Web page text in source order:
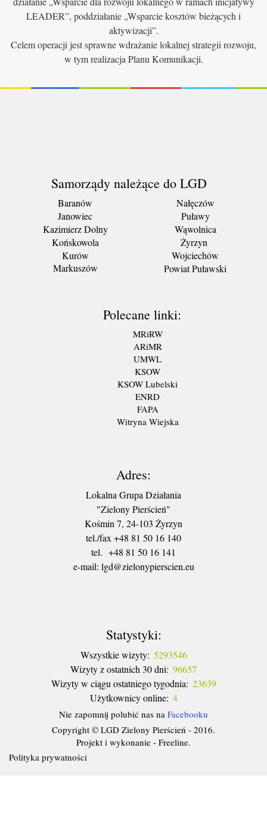
LEADER”, poddziałanie „Wsparcie kosztów bieżących i
aktywizacji”.
Celem operacji jest sprawne wdrażanie lokalnej strategii rozwoju,
w tym realizacja Planu Komunikacji.
Samorządy należące do LGD
Baranów
Janowiec
Kazimierz Dolny
Końskowola
Kurów
Markuszów
Nałęczów
Puławy
Wąwolnica
Żyrzyn
Wojciechów
Powiat Puławski
Polecane linki:
MRiRW
ARiMR
UMWL
KSOW
KSOW Lubelski
ENRD
FAPA
Witryna Wiejska
Adres:
Lokalna Grupa Działania
"Zielony Pierścień"
Kośmin 7, 24-103 Żyrzyn
tel./fax +48 81 50 16 140
tel. +48 81 50 16 141
​e-mail: lgd@zielonypierscien.eu
Statystyki:
Wszystkie wizyty: 5293546
Wizyty z ostatnich 30 dni: 96657
Wizyty w ciągu ostatniego tygodnia: 23639
Użytkownicy online: 4
Nie zapomnij polubić nas na Facebooku
Copyright © LGD Zielony Pierścień - 2016.
Projekt i wykonanie - Freeline.
Polityka prywatności